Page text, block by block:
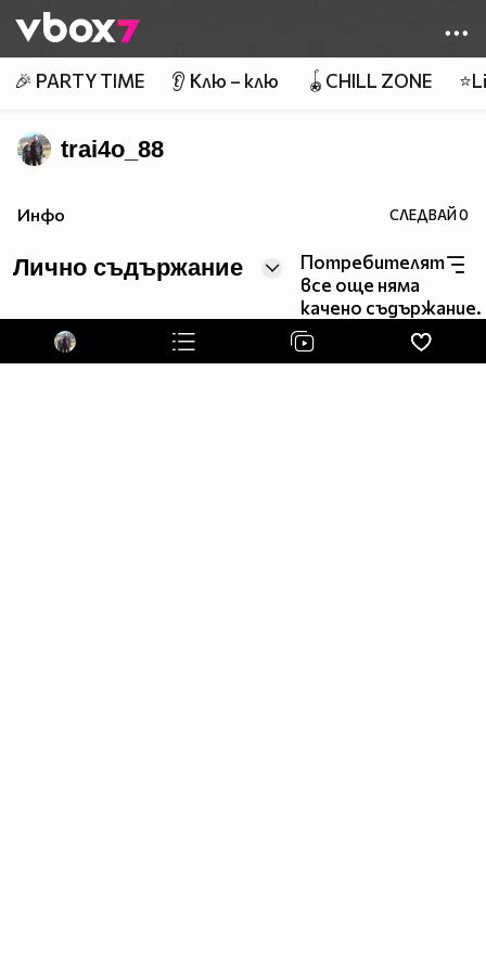
👾
🎉 PARTY TIME 👂 Клю – клю 🪀CHILL ZONE
trai4o_88
Инфо СЛЕДВАЙ0
Лично съдържание
Потребителят
все още няма
качено съдържание.